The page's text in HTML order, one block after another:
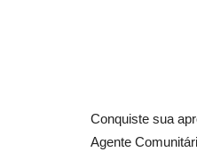
Conquiste sua
Agente